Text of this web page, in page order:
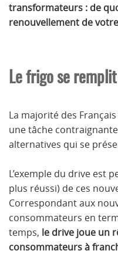
transformateurs : de
renouvellement de
Le frigo se
La majorité des
une tâche
alternatives qui se
L’exemple du drive est
plus réussi) de ces
Correspondant aux
consommateurs en
temps, le drive joue un
consommateurs à